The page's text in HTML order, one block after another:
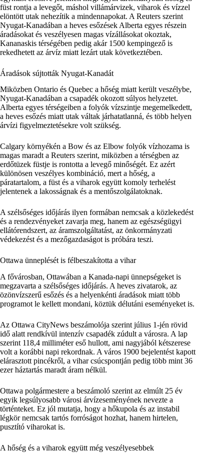
füst rontja a levegőt, máshol villámárvizek, viharok és vízzel
elöntött utak nehezítik a mindennapokat. A Reuters szerint
Nyugat-Kanadában a heves esőzések Alberta egyes részein
áradásokat és veszélyesen magas vízállásokat okoztak,
Kananaskis térségében pedig akár 1500 kempingező is
rekedhetett az árvíz miatt lezárt utak következtében.
Áradások sújtották Nyugat-Kanadát
Miközben Ontario és Quebec a hőség miatt került veszélybe,
Nyugat-Kanadában a csapadék okozott súlyos helyzetet.
Alberta egyes térségeiben a folyók vízszintje megemelkedett,
a heves esőzés miatt utak váltak járhatatlanná, és több helyen
árvízi figyelmeztetésekre volt szükség.
Calgary környékén a Bow és az Elbow folyók vízhozama is
magas maradt a Reuters szerint, miközben a térségben az
erdőtüzek füstje is rontotta a levegő minőségét. Ez azért
különösen veszélyes kombináció, mert a hőség, a
páratartalom, a füst és a viharok együtt komoly terhelést
jelentenek a lakosságnak és a mentőszolgálatoknak.
A szélsőséges időjárás ilyen formában nemcsak a közlekedést
és a rendezvényeket zavarja meg, hanem az egészségügyi
ellátórendszert, az áramszolgáltatást, az önkormányzati
védekezést és a mezőgazdaságot is próbára teszi.
Ottawa ünneplését is félbeszakította a vihar
A fővárosban, Ottawában a Kanada-napi ünnepségeket is
megzavarta a szélsőséges időjárás. A heves zivatarok, az
özönvízszerű esőzés és a helyenkénti áradások miatt több
programot le kellett mondani, köztük délutáni eseményeket is.
Az Ottawa CityNews beszámolója szerint július 1-jén rövid
idő alatt rendkívül intenzív csapadék zúdult a városra. A lap
szerint 118,4 milliméter eső hullott, ami nagyjából kétszerese
volt a korábbi napi rekordnak. A város 1900 bejelentést kapott
elárasztott pincékről, a vihar csúcspontján pedig több mint 36
ezer háztartás maradt áram nélkül.
Ottawa polgármestere a beszámoló szerint az elmúlt 25 év
egyik legsúlyosabb városi árvízeseményének nevezte a
történteket. Ez jól mutatja, hogy a hőkupola és az instabil
légkör nemcsak tartós forróságot hozhat, hanem hirtelen,
pusztító viharokat is.
A hőség és a viharok együtt még veszélyesebbek